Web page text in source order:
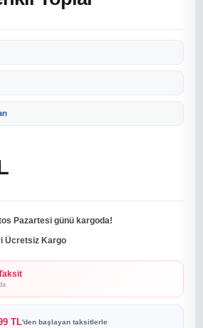
Pazartesi günü kargoda!
Ücretsiz Kargo
TL'den başlayan taksitlerle